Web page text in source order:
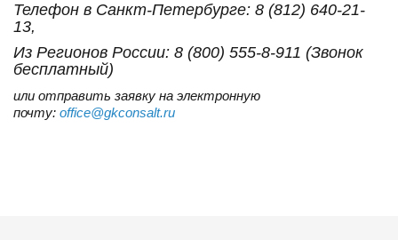
Телефон в Санкт-Петербурге: 8 (812) 640-21-
13,
Из Регионов России: 8 (800) 555-8-911 (Звонок
бесплатный)
или отправить заявку на электронную
почту: office@gkconsalt.ru